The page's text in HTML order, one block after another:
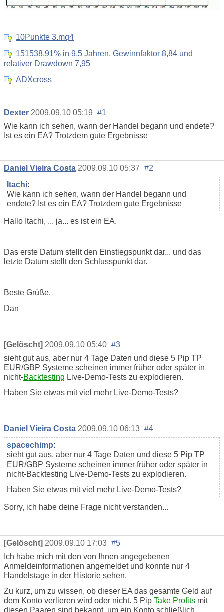
10Punkte 3.mq4
151538,91% in 9,5 Jahren, Gewinnfaktor 8,84 und
relativer Drawdown 7,95
ADXcross
Dexter 2009.09.10 05:19 #1
Wie kann ich sehen, wann der Handel begann und endete?
Ist es ein EA? Trotzdem gute Ergebnisse
Daniel Vieira Costa 2009.09.10 05:37 #2
Itachi:
Wie kann ich sehen, wann der Handel begann und
endete? Ist es ein EA? Trotzdem gute Ergebnisse
Hallo Itachi, ... ja... es ist ein EA.
Das erste Datum stellt den Einstiegspunkt dar... und das
letzte Datum stellt den Schlusspunkt dar.
Beste Grüße,
Dan
[Gelöscht] 2009.09.10 05:40 #3
sieht gut aus, aber nur 4 Tage Daten und diese 5 Pip TP
EUR/GBP Systeme scheinen immer früher oder später in
nicht-Backtesting Live-Demo-Tests zu explodieren.
Haben Sie etwas mit viel mehr Live-Demo-Tests?
Daniel Vieira Costa 2009.09.10 06:13 #4
spacechimp:
sieht gut aus, aber nur 4 Tage Daten und diese 5 Pip TP
EUR/GBP Systeme scheinen immer früher oder später in
nicht-Backtesting Live-Demo-Tests zu explodieren.
Haben Sie etwas mit viel mehr Live-Demo-Tests?
Sorry, ich habe deine Frage nicht verstanden...
[Gelöscht] 2009.09.10 17:03 #5
Ich habe mich mit den von Ihnen angegebenen
Anmeldeinformationen angemeldet und konnte nur 4
Handelstage in der Historie sehen.
Zu kurz, um zu wissen, ob dieser EA das gesamte Geld auf
dem Konto verlieren wird oder nicht. 5 Pip Take Profits mit
diesen Paaren sind bekannt, um ein Konto schließlich